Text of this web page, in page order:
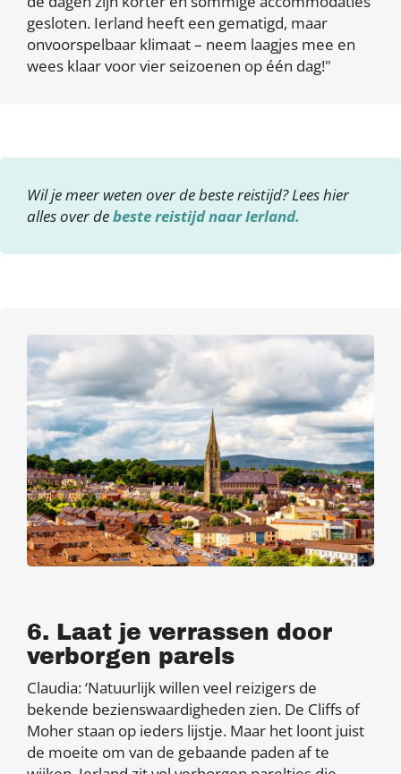
gesloten. Ierland heeft een gematigd, maar
onvoorspelbaar klimaat – neem laagjes mee en
wees klaar voor vier seizoenen op één dag!"
Wil je meer weten over de beste reistijd? Lees hier
alles over debeste reistijd naar Ierland.
6. Laat je verrassen door
verborgen parels
Claudia: ‘Natuurlijk willen veel reizigers de
bekende bezienswaardigheden zien. De Cliffs of
Moher staan op ieders lijstje. Maar het loont juist
de moeite om van de gebaande paden af te